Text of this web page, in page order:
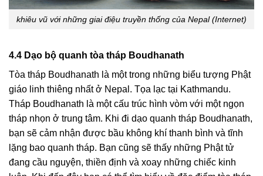
khiêu vũ với những giai điệu truyền thống của Nepal (Internet)
4.4 Dạo bộ quanh tòa tháp Boudhanath
Tòa tháp Boudhanath là một trong những biểu tượng Phật
giáo linh thiêng nhất ở Nepal. Tọa lạc tại Kathmandu.
Tháp Boudhanath là một cấu trúc hình vòm với một ngọn
tháp nhọn ở trung tâm. Khi đi dạo quanh tháp Boudhanath,
bạn sẽ cảm nhận được bầu không khí thanh bình và tĩnh
lặng bao quanh tháp. Bạn cũng sẽ thấy những Phật tử
đang cầu nguyện, thiền định và xoay những chiếc kinh